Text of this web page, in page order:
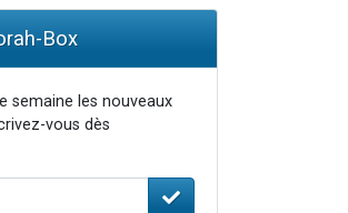
Box
semaine les nouveaux
vous dès